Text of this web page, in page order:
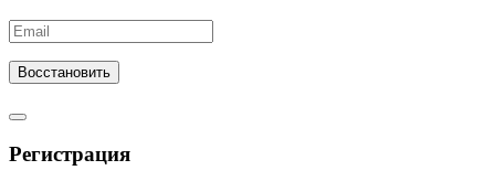
Восстановить
Регистрация